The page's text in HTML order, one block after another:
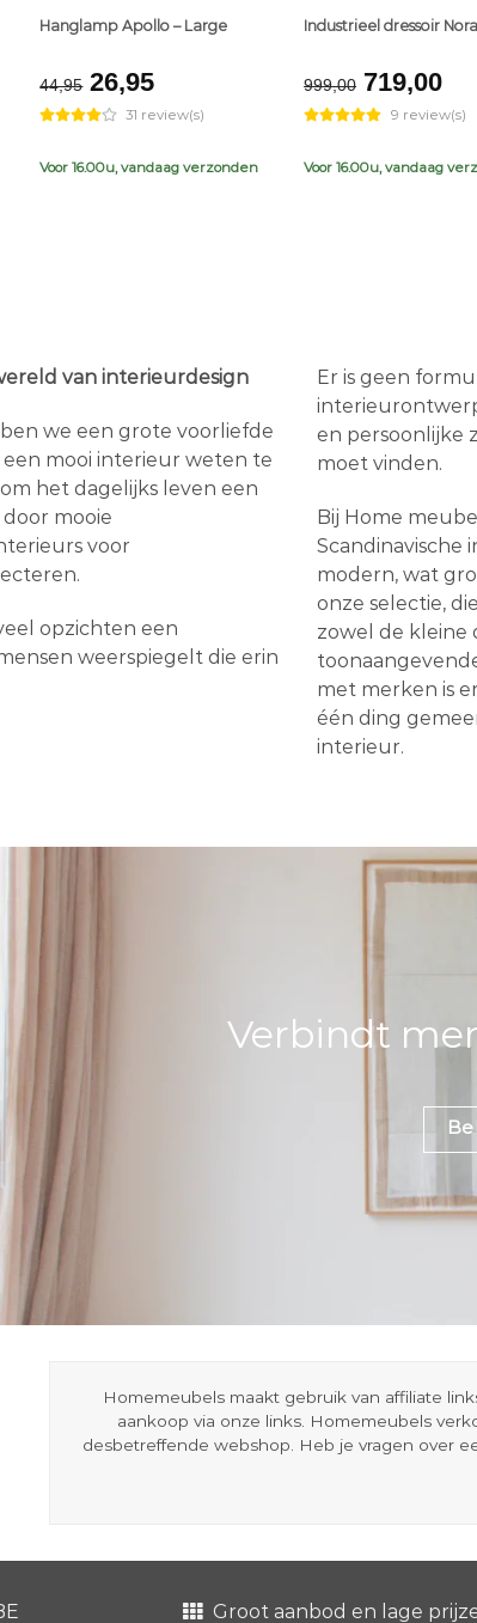
Hanglamp Apollo – Large
44,95 Original
price
was:
€44,95.
26,95Current
price
is:
€26,95.
31 review(s)
Voor 16.00u, vandaag verzonden
Industrieel dressoir
999,00 Original
price
was:
€999,00.
719,00
is:
9 review(s)
Voor 16.00u, vandaag
van interieurdesign
we een grote voorliefde
mooi interieur weten te
het dagelijks leven een
mooie
voor
opzichten een
weerspiegelt die erin
Er is geen
en persoonlijke
moet vinden.
Bij Home
Scandinavische
modern, wat
onze selectie,
zowel de kleine
met merken is
één ding
interieur.
Verbindt
Homemeubels maakt gebruik van affiliate
aankoop via onze links. Homemeubels
desbetreffende webshop. Heb je vragen over
Groot aanbod en lage